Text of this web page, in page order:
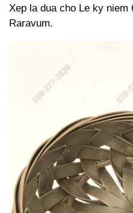
Xep la dua cho Le ky niem
Raravum.